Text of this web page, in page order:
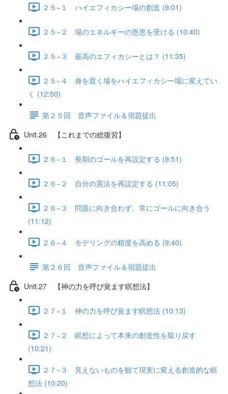
２５−１ ハイエフィカシー場の創造 (9:01)
２５−２ 場のエネルギーの恩恵を受ける (10:40)
２５−３ 最高のエフィカシーとは？ (11:35)
２５−４ 身を置く場をハイエフィカシー場に変えてい
く (12:50)
第２５回 音声ファイル＆宿題提出
Unit.26 【これまでの総復習】
２６−１ 長期のゴールを再設定する (9:51)
２６−２ 自分の憲法を再設定する (11:05)
２６−３ 問題に向き合わず、常にゴールに向き合う
(11:12)
２６−４ モデリングの精度を高める (9:40)
第２６回 音声ファイル＆宿題提出
Unit.27 【神の力を呼び覚ます瞑想法】
２７−１ 神の力を呼び覚ます瞑想法 (10:13)
２７−２ 瞑想によって本来の創造性を取り戻す
(10:21)
２７−３ 見えないものを観て現実に変える創造的な瞑
想法 (10:20)